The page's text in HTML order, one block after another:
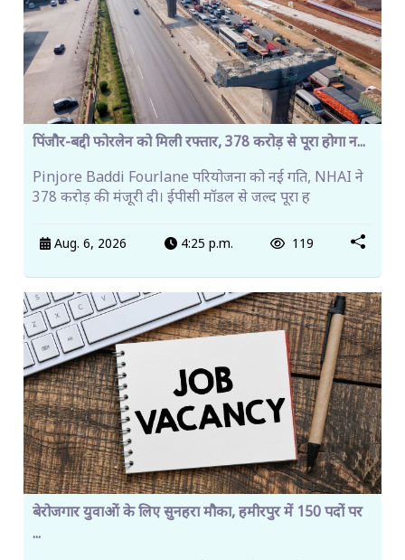
पिंजौर-बद्दी फोरलेन को मिली रफ्तार, 378 करोड़ से पूरा होगा न...
Pinjore Baddi Fourlane परियोजना को नई गति, NHAI ने
378 करोड़ की मंजूरी दी। ईपीसी मॉडल से जल्द पूरा ह
Aug. 6, 2026 4:25 p.m. 119
बेरोजगार युवाओं के लिए सुनहरा मौका, हमीरपुर में 150 पदों पर
...